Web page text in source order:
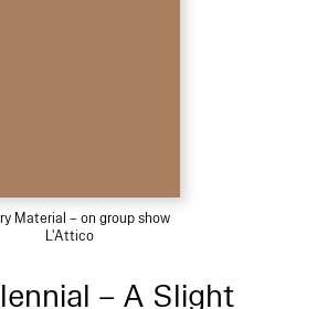
Material – on group show
L'Attico
– A Slight